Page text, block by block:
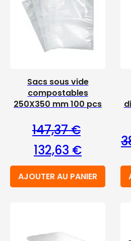
Sacs sous vide
compostables
250X350 mm 100 pcs
147,37€
Le prix initial était :
132,63 €Le prix
AJOUTER AU PANIER